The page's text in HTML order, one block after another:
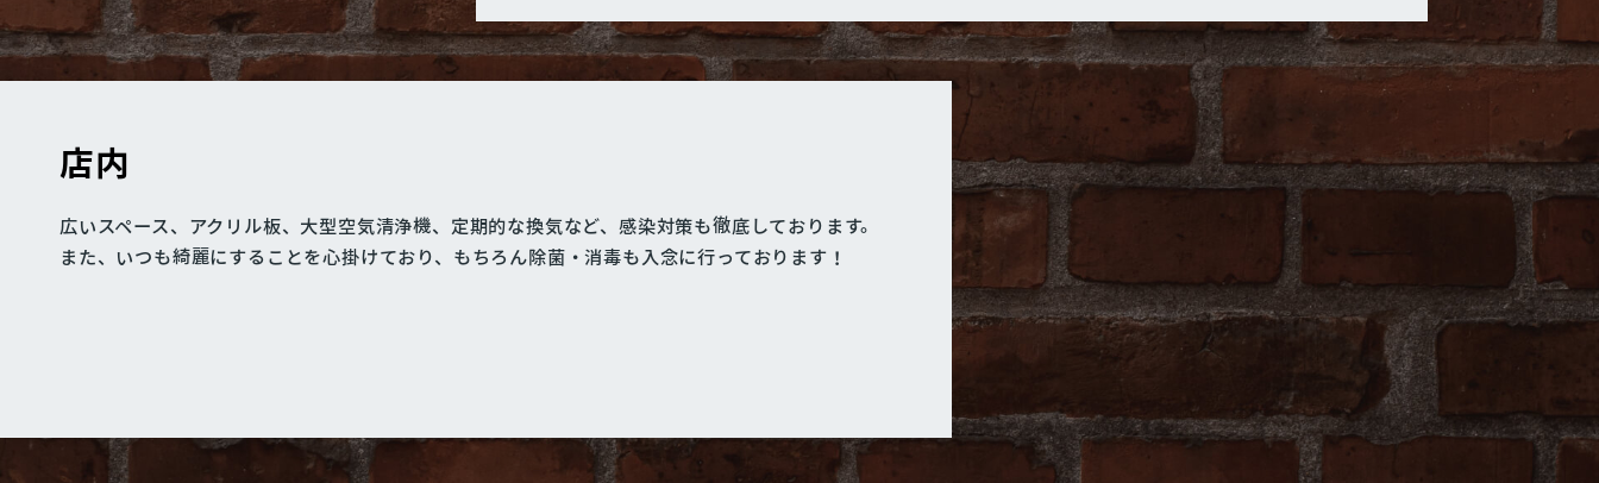
店内
広いスペース、アクリル板、大型空気清浄機、定期的な換気など、感染対策も徹底しております。
また、 いつも綺麗にすることを心掛けており、もちろん除菌・消毒も入念に行っております！